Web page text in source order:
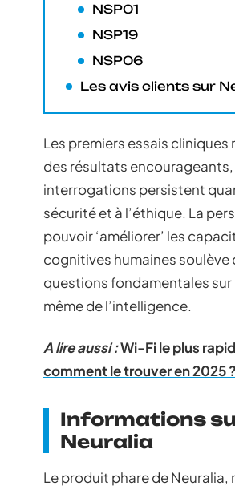
NSP01
NSP19
NSP06
Les avis clients sur
Les premiers essais
des résultats encourageants,
interrogations persistent
sécurité et à l’éthique. La
pouvoir ‘améliorer’ les
cognitives humaines soulève
questions fondamentales sur
même de l’intelligence.
A lire aussi :Wi-Fi le plus
comment le trouver en 2025 ?
Informations
Neuralia
Le produit phare de Neuralia,